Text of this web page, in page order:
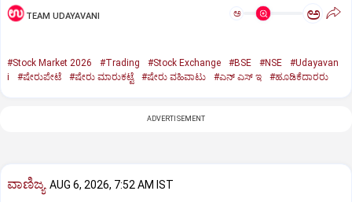
TEAM UDAYAVANI ಅ ಅ
#Stock Market 2026 #Trading #Stock Exchange #BSE #NSE
#Udayavan
i
#ಷೇರುಪೇಟೆ #ಷೇರು ಮಾರುಕಟ್ಟೆ #ಷೇರು ವಹಿವಾಟು #ಎನ್‌ ಎಸ್‌ ಇ #ಹೂಡಿಕೆದಾರರು
ADVERTISEMENT
ವಾಣಿಜ್ಯ AUG 6, 2026, 7:52 AM IST